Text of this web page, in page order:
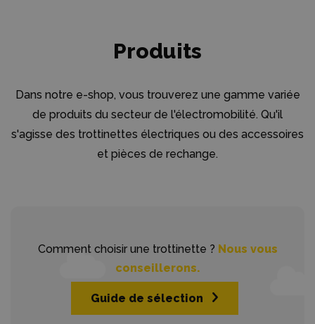
Produits
Dans notre e-shop, vous trouverez une gamme variée
de produits du secteur de l'électromobilité. Qu'il
s'agisse des trottinettes électriques ou des accessoires
et pièces de rechange.
Comment choisir une trottinette ? Nous vous
conseillerons.
Guide de sélection